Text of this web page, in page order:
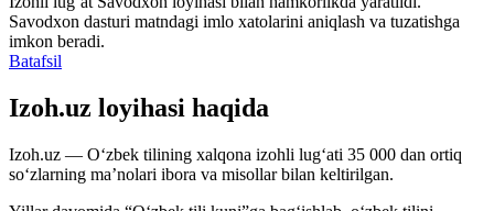
Savodxon dasturi matndagi imlo xatolarini aniqlash va tuzatishga
imkon beradi.
Batafsil
Izoh.uz loyihasi haqida
Izoh.uz — O‘zbek tilining xalqona izohli lug‘ati 35 000 dan ortiq
so‘zlarning ma’nolari ibora va misollar bilan keltirilgan.